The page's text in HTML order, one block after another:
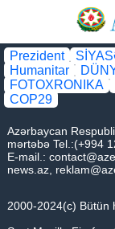
Prezident
Humanitar
FOTOXRONIKA
COP29
Azərbaycan
mərtəbə Tel.:(+994
E-mail.:
news.az
2000-2024(c) Bütün